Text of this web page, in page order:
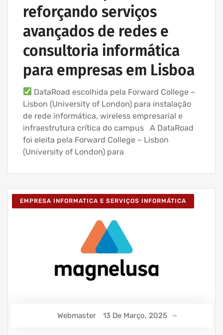
reforçando serviços
avançados de redes e
consultoria informática
para empresas em Lisboa
DataRoad escolhida pela Forward College –
Lisbon (University of London) para instalação
de rede informática, wireless empresarial e
infraestrutura crítica do campus A DataRoad
foi eleita pela Forward College – Lisbon
(University of London) para
EMPRESA INFORMATICA E SERVIÇOS INFORMÁTICA
Webmaster 13 De Março, 2025